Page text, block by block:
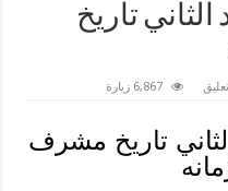
تاريخ
6,867 زيارة
تاريخ مشرف